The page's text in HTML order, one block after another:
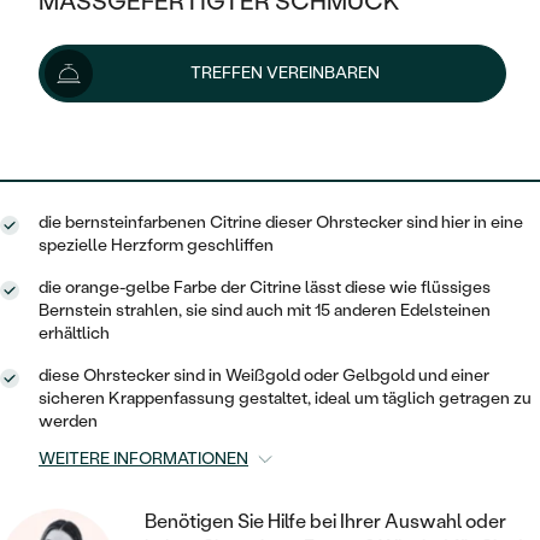
KLASSISCH
V-FORM
VINTAGE
AUSSERGEWÖHNLICHE
GEHÄMMERTE
MIT MEHREREN DIAMANTEN
HALO
VINTAGE
AUSSERGEWÖHNLICH
GESTALTE EINEN RING
WÄHLE EINEN RING
DIAMANTEN ZUM EINFASSEN
AUSVERKAUF
WENN SCHMUCK HILFT
NACH TYP
OHRRINGE
RINGE
ANHÄNGER / KETTEN
ARMBÄNDER
SCHMUCKSET
HERRENSCHMUCK
PLATIN
OHRSTECKER
MINIMALISTISCHE
OHRHÄNGER
GOLD
SILBER
NACH STYL
SOLITÄR
ZUR GEBURT EINES KINDES
PERSONALISIERT
MIT STERNZEICHEN
MINIMALISTISCH
AUSVERKAUF
GOLD
SILBER
PLATIN
NACH STYL
MEMOIRE
TREFFEN VEREINBAREN
448 €
Lieferoptionen
die bernsteinfarbenen Citrine dieser Ohrstecker sind hier in eine
spezielle Herzform geschliffen
die orange-gelbe Farbe der Citrine lässt diese wie flüssiges
Bernstein strahlen, sie sind auch mit 15 anderen Edelsteinen
erhältlich
diese Ohrstecker sind in Weißgold oder Gelbgold und einer
sicheren Krappenfassung gestaltet, ideal um täglich getragen zu
werden
WEITERE INFORMATIONEN
Benötigen Sie Hilfe bei Ihrer Auswahl oder